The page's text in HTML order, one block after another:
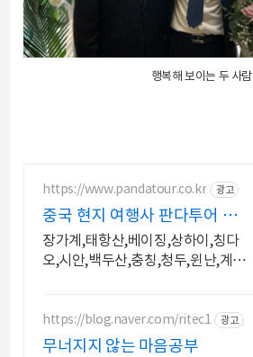
행복해 보이는 두 사람
https://www.pandatour.co.kr 광고
중국 현지 여행사 판다투어 노쇼
핑,노옵션,노팁
장가계,태항산,베이징,상하이,칭다
오,시안,백두산,충칭,청두,윈난,계림
조율
https://blog.naver.com/ritec1 광고
무너지지 않는 마음공부